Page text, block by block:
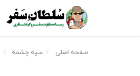
صفحه اصلی سیه چشمه